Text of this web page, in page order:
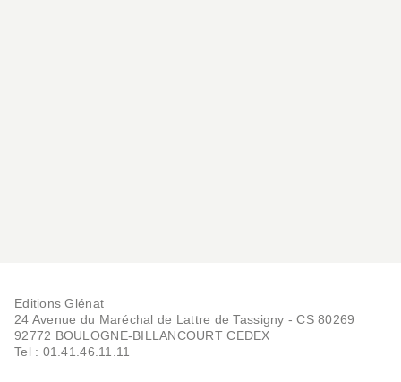
Editions Glénat
24 Avenue du Maréchal de Lattre de Tassigny - CS 80269
92772 BOULOGNE-BILLANCOURT CEDEX
Tel : 01.41.46.11.11